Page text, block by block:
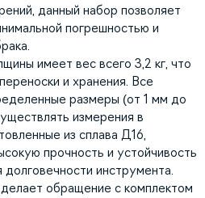
данный набор позволяет
погрешностью и
имеет вес всего 3,2 кг, что
и хранения. Все
размеры (от 1 мм до
измерения в
из сплава Д16,
прочность и устойчивость
инструмента.
обращение с комплектом